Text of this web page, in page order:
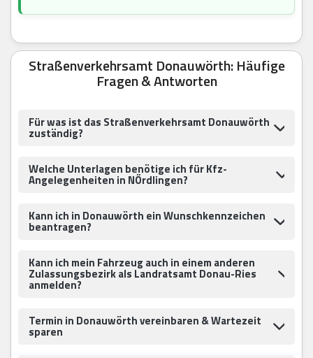
Straßenverkehrsamt Donauwörth: Häufige
Fragen & Antworten
Für was ist das Straßenverkehrsamt Donauwörth
zuständig?
Welche Unterlagen benötige ich für Kfz-
Angelegenheiten in NÖrdlingen?
Kann ich in Donauwörth ein Wunschkennzeichen
beantragen?
Kann ich mein Fahrzeug auch in einem anderen
Zulassungsbezirk als Landratsamt Donau-Ries
anmelden?
Termin in Donauwörth vereinbaren & Wartezeit
sparen